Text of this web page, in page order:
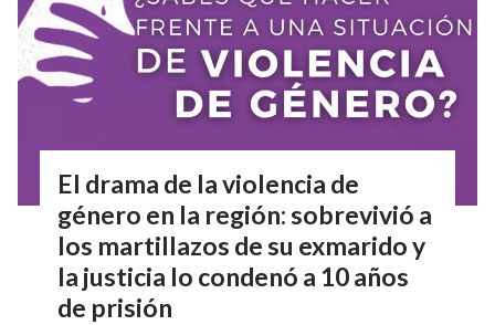
El drama de la violencia de
género en la región: sobrevivió a
los martillazos de su exmarido y
la justicia lo condenó a 10 años
de prisión